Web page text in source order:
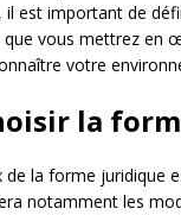
il est important de
vous mettrez en
votre
la
de la forme juridique
notamment les